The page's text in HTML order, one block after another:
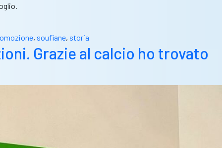
, soufiane, storia
Grazie al calcio ho trovato